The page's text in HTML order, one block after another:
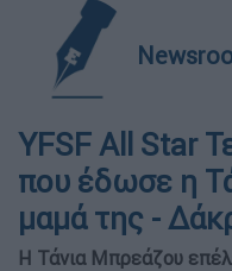
YFSF All Star
που έδωσε η
μαμά της -
Η Τάνια Μπρεάζου